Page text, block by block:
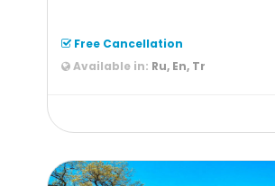
Free Cancellation
Available in: Ru, En, Tr